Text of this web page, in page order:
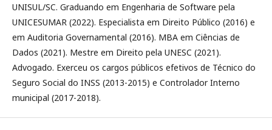
UNISUL/SC. Graduando em Engenharia de Software pela
UNICESUMAR (2022). Especialista em Direito Público (2016) e
em Auditoria Governamental (2016). MBA em Ciências de
Dados (2021). Mestre em Direito pela UNESC (2021).
Advogado. Exerceu os cargos públicos efetivos de Técnico do
Seguro Social do INSS (2013-2015) e Controlador Interno
municipal (2017-2018).